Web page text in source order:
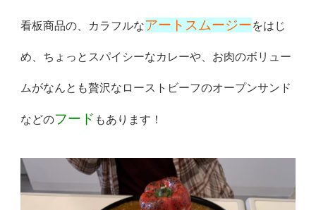
看板商品の、カラフルなアートスムージーをはじ
め、ちょっとスパイシーなカレーや、お肉のボリュー
ムがなんとも贅沢なローストビーフのオープンサンド
などのフード もあります！